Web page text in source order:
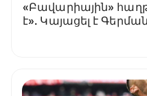
«Բավարիային»
է». Կայացել է